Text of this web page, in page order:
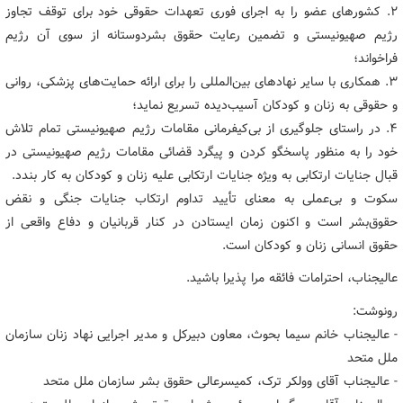
۲. کشورهای عضو را به اجرای فوری تعهدات حقوقی خود برای توقف تجاوز
رژیم صهیونیستی و تضمین رعایت حقوق بشردوستانه از سوی آن رژیم
فراخواند؛
۳. همکاری با سایر نهادهای بین‌المللی را برای ارائه حمایت‌های پزشکی، روانی
و حقوقی به زنان و کودکان آسیب‌دیده تسریع نماید؛
۴. در راستای جلوگیری از بی‌کیفرمانی مقامات رژیم صهیونیستی تمام تلاش
خود را به منظور پاسخگو کردن و پیگرد قضائی مقامات رژیم صهیونیستی در
قبال جنایات ارتکابی به ویژه جنایات ارتکابی علیه زنان و کودکان به کار بندد.
سکوت و بی‌عملی به معنای تأیید تداوم ارتکاب جنایات جنگی و نقض
حقوق‌بشر است و اکنون زمان ایستادن در کنار قربانیان و دفاع واقعی از
حقوق انسانی زنان و کودکان است.
عالیجناب، احترامات فائقه مرا پذیرا باشید.
رونوشت:
- عالیجناب خانم سیما بحوث، معاون دبیرکل و مدیر اجرایی نهاد زنان سازمان
ملل متحد
- عالیجناب آقای وولکر ترک، کمیسرعالی حقوق بشر سازمان ملل متحد